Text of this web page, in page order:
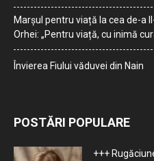
Marșul pentru viață la cea de-a
Orhei: „Pentru viață, cu inimă
Învierea Fiului văduvei din Nain
POSTĂRI POPULARE
+++